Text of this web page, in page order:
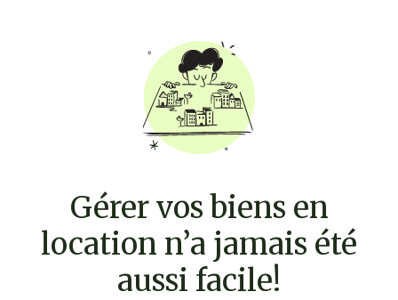
Gérer vos biens en
location n’a jamais été
aussi facile!